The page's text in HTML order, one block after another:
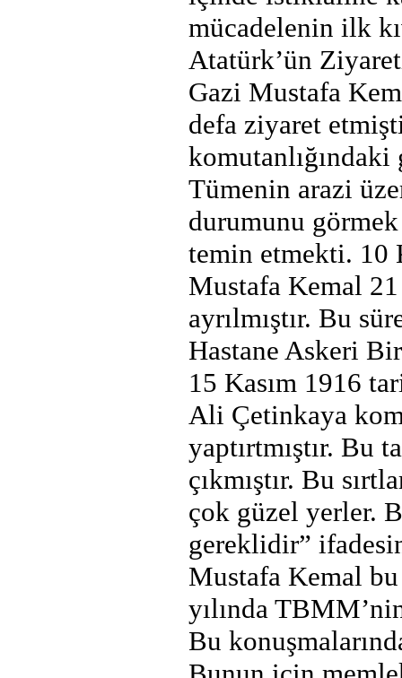
mücadelenin ilk
Atatürk’ün
Gazi Mustafa
defa ziyaret
Tümenin arazi
durumunu
temin etmekti. 10
Mustafa Kemal
ayrılmıştır. Bu
Hastane Askeri
15 Kasım 1916
Ali Çetinkaya
yaptırtmıştır. Bu
çıkmıştır. Bu
çok güzel yerler.
gereklidir”
Mustafa Kemal
yılında
Bu